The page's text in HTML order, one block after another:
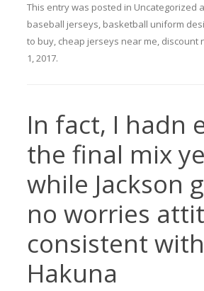
This entry was posted in Uncategorized
baseball jerseys, basketball uniform
to buy, cheap jerseys near me, discount
1, 2017.
In fact, I hadn
the final mix
while Jackson
no worries
consistent
Hakuna